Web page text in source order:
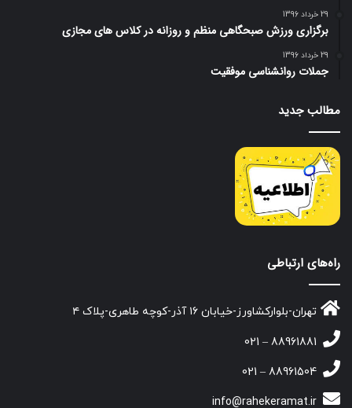
29 خرداد 1396
برگزاری ورزش صبحگاهی منظم و روزانه در کلاس های مجازی
29 خرداد 1396
جملات روانشناسی موفقیت
مطالب جدید
راه‌های ارتباطی
تهران-بلوارکشاورز-خیابان ۱۶ آذر-کوچه طاهری-پلاک ۴
88961881 – 021
88961504 – 021
info@rahekeramat.ir